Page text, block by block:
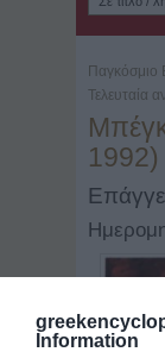
Information
Παγκόσμιο
Τελευταία
1992)